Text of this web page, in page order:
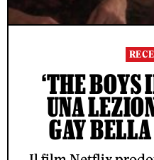
‘THE BOYS
UNA
GAY